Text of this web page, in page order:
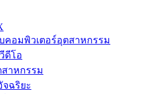
คอมพิวเตอร์อุตสาหกรรม
ดีโอ
าหกรรม
ฉริยะ